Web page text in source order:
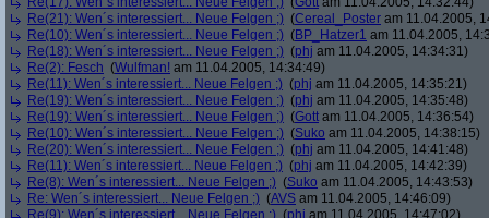
Re(21): Wen´s interessiert... Neue Felgen ;) (Cereal_Poster am 11.04.2005,
Re(10): Wen´s interessiert... Neue Felgen ;) (BP_Hatzer1 am 11.04.2005,
Re(18): Wen´s interessiert... Neue Felgen ;) (phj am 11.04.2005, 14:34:31)
Re(2): Fesch (Wulfman! am 11.04.2005, 14:34:49)
Re(11): Wen´s interessiert... Neue Felgen ;) (phj am 11.04.2005, 14:35:21)
Re(19): Wen´s interessiert... Neue Felgen ;) (phj am 11.04.2005, 14:35:48)
Re(19): Wen´s interessiert... Neue Felgen ;) (Gott am 11.04.2005, 14:36:54)
Re(10): Wen´s interessiert... Neue Felgen ;) (Suko am 11.04.2005, 14:38:15)
Re(20): Wen´s interessiert... Neue Felgen ;) (phj am 11.04.2005, 14:41:48)
Re(11): Wen´s interessiert... Neue Felgen ;) (phj am 11.04.2005, 14:42:39)
Re(8): Wen´s interessiert... Neue Felgen ;) (Suko am 11.04.2005, 14:43:53)
Re: Wen´s interessiert... Neue Felgen ;) (AVS am 11.04.2005, 14:46:09)
Re(9): Wen´s interessiert... Neue Felgen ;) (phj am 11.04.2005, 14:47:02)